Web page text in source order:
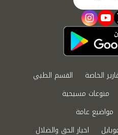
youtube
instagram
الخاصة
القسم الطبي
منوعات مسيحية
مواضيع عامة
اخبار الحق والضلال